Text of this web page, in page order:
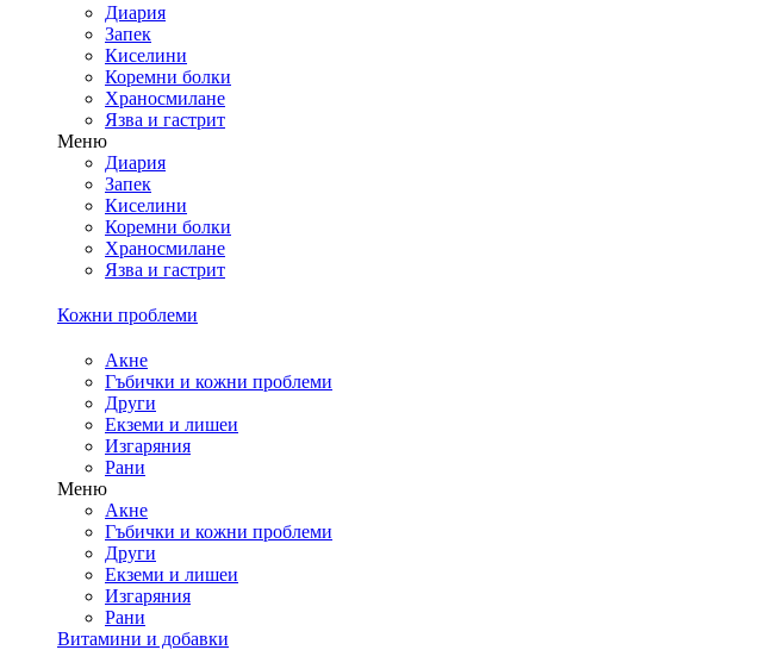
Диария
Запек
Киселини
Коремни болки
Храносмилане
Язва и гастрит
Меню
Диария
Запек
Киселини
Коремни болки
Храносмилане
Язва и гастрит
Кожни проблеми
Акне
Гъбички и кожни проблеми
Други
Екземи и лишеи
Изгаряния
Рани
Меню
Акне
Гъбички и кожни проблеми
Други
Екземи и лишеи
Изгаряния
Рани
Витамини и добавки